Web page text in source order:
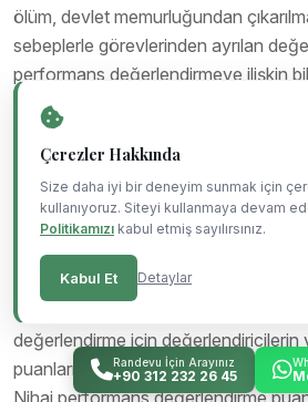
Randevu İçin Arayınız
+90 312 232 26 45
ölüm, devlet memurluğundan
sebeplerle görevlerinden ayrılan
performans değerlendirmeye ilişkin
süreçte değerlendirilmek üzere
ulaştırması için eğitim kurumu
eder.
(8) Aday öğretmenlerin; boşanmış
dereceye kadar (bu derece dâhil) kan
evlatlıkları değerlendirici olarak
(9) Birinci, ikinci ve üçüncü
değerlendirme için değerlendiricilerin
puanların aritmetik ortalaması
Nihai performans değerlendirme
Çerezler Hakkında
Size daha iyi bir deneyim sunmak için
kullanıyoruz. Siteyi kullanmaya devam
Politikamızı kabul etmiş sayılırsınız.
Kabul Et Detaylar